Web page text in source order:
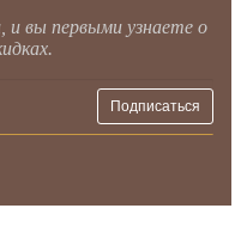
вы первыми узнаете о